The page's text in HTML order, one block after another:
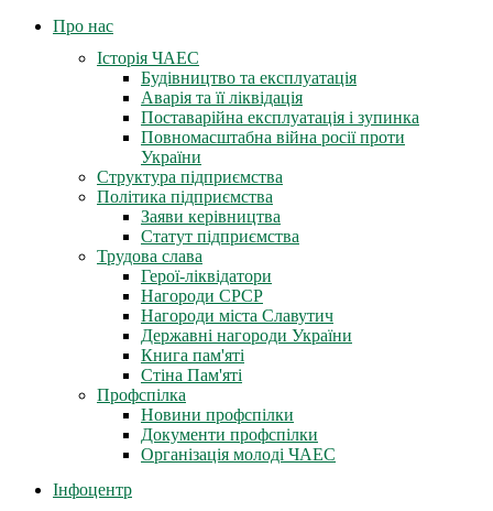
Про нас
Історія ЧАЕС
Будівництво та експлуатація
Аварія та її ліквідація
Поставарійна експлуатація і зупинка
Повномасштабна війна росії проти
України
Структура підприємства
Політика підприємства
Заяви керівництва
Статут підприємства
Трудова слава
Герої-ліквідатори
Нагороди СРСР
Нагороди міста Славутич
Державні нагороди України
Книга пам'яті
Стіна Пам'яті
Профспілка
Новини профспілки
Документи профспілки
Організація молоді ЧАЕС
Інфоцентр